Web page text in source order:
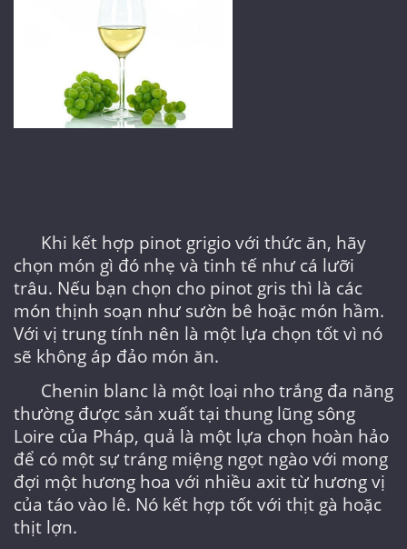
Khi kết hợp pinot grigio với thức ăn, hãy
chọn món gì đó nhẹ và tinh tế như cá lưỡi
trâu. Nếu bạn chọn cho pinot gris thì là các
món thịnh soạn như sườn bê hoặc món hầm.
Với vị trung tính nên là một lựa chọn tốt vì nó
sẽ không áp đảo món ăn.
Chenin blanc là một loại nho trắng đa năng
thường được sản xuất tại thung lũng sông
Loire của Pháp, quả là một lựa chọn hoàn hảo
để có một sự tráng miệng ngọt ngào với mong
đợi một hương hoa với nhiều axit từ hương vị
của táo vào lê. Nó kết hợp tốt với thịt gà hoặc
thịt lợn.